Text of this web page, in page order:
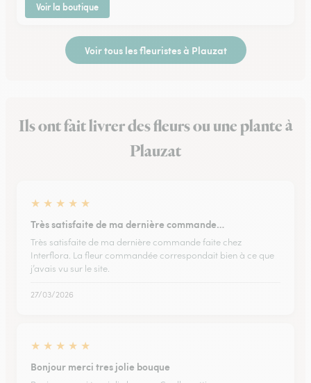
Voir la boutique
Voir tous les fleuristes à Plauzat
Ils ont fait livrer des fleurs ou une plante à
Plauzat
★ ★ ★ ★ ★
Très satisfaite de ma dernière commande…
Très satisfaite de ma dernière commande faite chez
Interflora. La fleur commandée correspondait bien à ce que
j’avais vu sur le site.
27/03/2026
★ ★ ★ ★ ★
Bonjour merci tres jolie bouque